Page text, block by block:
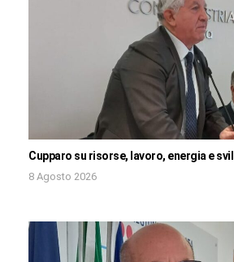
Cupparo su risorse, lavoro, energia e
8 Agosto 2026